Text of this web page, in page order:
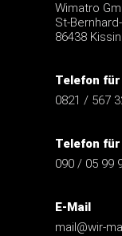
Wimatro
St-
86438
Telefon
0821 / 567
Telefon
090 / 05 99
E-Mail
mail@wir-